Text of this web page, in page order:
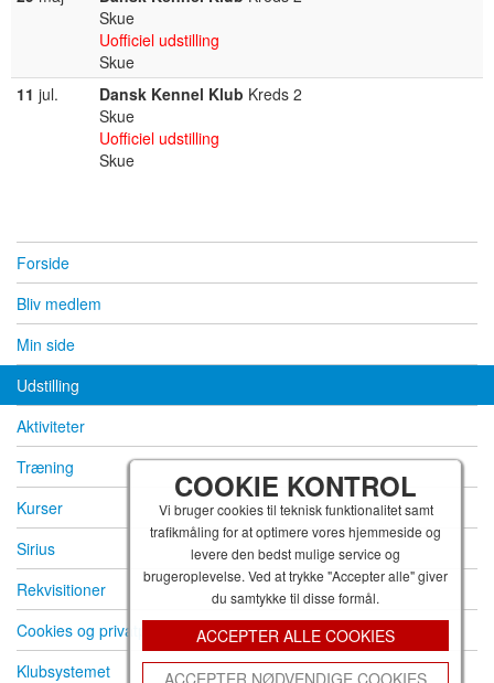
Skue
Uofficiel udstilling
Skue
11 jul. Dansk Kennel Klub Kreds 2
Skue
Uofficiel udstilling
Skue
COOKIE KONTROL
Vi bruger cookies til teknisk funktionalitet samt
trafikmåling for at optimere vores hjemmeside og
levere den bedst mulige service og
brugeroplevelse. Ved at trykke "Accepter alle" giver
du samtykke til disse formål.
ACCEPTER ALLE COOKIES
ACCEPTER NØDVENDIGE COOKIES
Forside
Bliv medlem
Min side
Udstilling
Aktiviteter
Træning
Kurser
Sirius
Rekvisitioner
Cookies og privatpolitik
Klubsystemet